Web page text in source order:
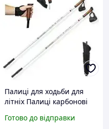
Палиці для ходьби для
літніх Палиці карбонові
нордичної ходьби
Готово до відправки